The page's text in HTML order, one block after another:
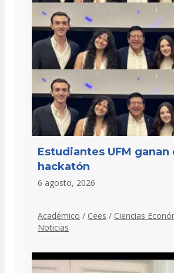
Estudiantes UFM ganan
hackatón
6 agosto, 2026
Académico / Cees / Ciencias
Noticias